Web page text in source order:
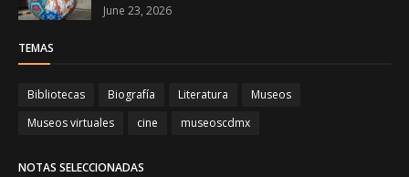
June 23, 2026
TEMAS
Bibliotecas Biografía Literatura
Museos
Museos virtuales
cine museoscdmx
NOTAS SELECCIONADAS